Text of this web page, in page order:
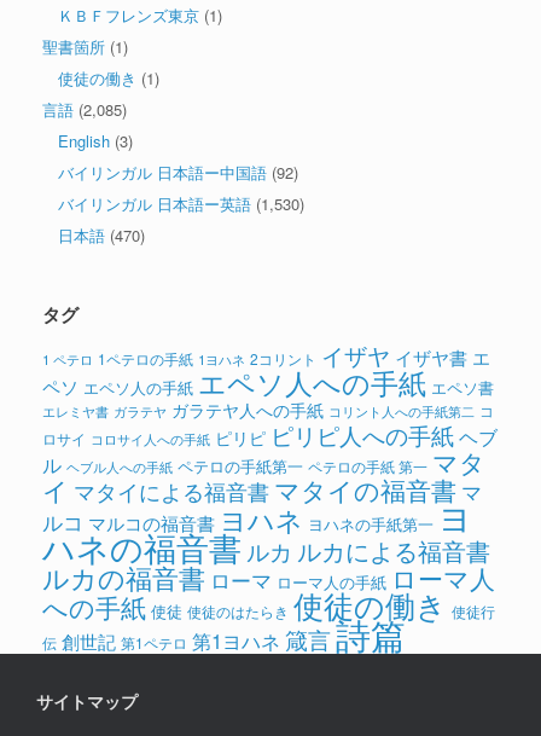
ＫＢＦフレンズ東京 (1)
聖書箇所 (1)
使徒の働き (1)
言語 (2,085)
English (3)
バイリンガル 日本語ー中国語 (92)
バイリンガル 日本語ー英語 (1,530)
日本語 (470)
タグ
1 ペテロ 1ペテロの手紙 1ヨハネ 2コリント イザヤ イザヤ書 エ
ペソ エペソ人の手紙 エペソ人への手紙 エペソ書
エレミヤ書 ガラテヤ ガラテヤ人への手紙 コリント人への手紙第二 コ
ロサイ コロサイ人への手紙 ピリピ ピリピ人への手紙ヘブ
ル ヘブル人への手紙 ペテロの手紙第一 ペテロの手紙 第一 マタ
イ マタイによる福音書 マタイの福音書 マ
ルコ マルコの福音書 ヨハネ ヨハネの手紙第一 ヨ
ハネの福音書 ルカ ルカによる福音書
ルカの福音書 ローマ ローマ人の手紙 ローマ人
への手紙 使徒 使徒のはたらき 使徒の働き 使徒行
伝 創世記 第1ペテロ 第1ヨハネ 箴言詩篇
サイトマップ